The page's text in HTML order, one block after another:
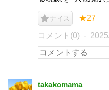
ナイス ★27
コメント(0)
takakomama